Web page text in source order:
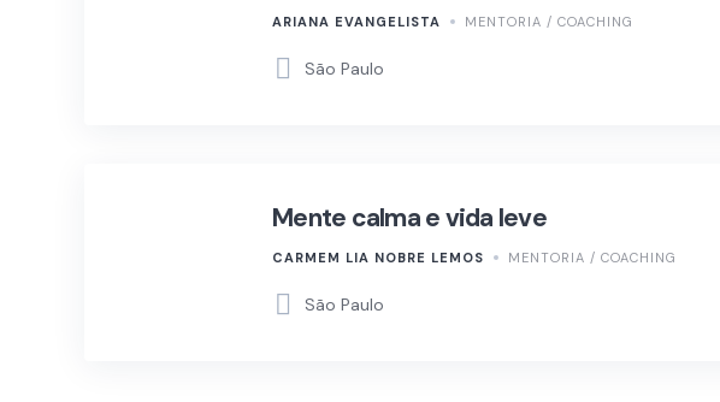
ARIANA EVANGELISTA MENTORIA / COACHING
São Paulo
Mente calma e vida leve
CARMEM LIA NOBRE LEMOS MENTORIA / COACHING
São Paulo